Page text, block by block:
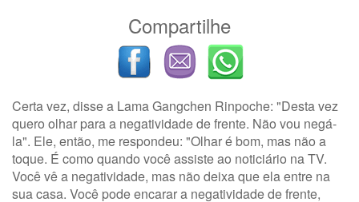
Compartilhe
Certa vez, disse a Lama Gangchen Rinpoche: "Desta vez
quero olhar para a negatividade de frente. Não vou negá-
la". Ele, então, me respondeu: "Olhar é bom, mas não a
toque. É como quando você assiste ao noticiário na TV.
Você vê a negatividade, mas não deixa que ela entre na
sua casa. Você pode encarar a negatividade de frente,